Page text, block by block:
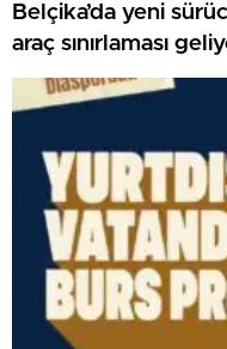
Belçika’da yeni
araç sınırlaması